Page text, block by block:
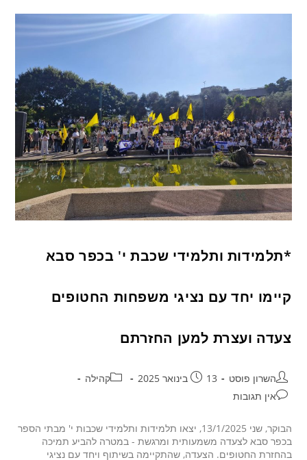
*תלמידות ותלמידי שכבת י' בכפר סבא
קיימו יחד עם נציגי משפחות החטופים
צעדה ועצרת למען החזרתם
השרון פוסט 13 בינואר 2025
קהילה
אין תגובות
הבוקר, שני 13/1/2025, יצאו תלמידות ותלמידי שכבות י' מבתי הספר
בכפר סבא לצעדה משמעותית ומרגשת - במטרה להביע תמיכה
בהחזרת החטופים. הצעדה, שהתקיימה בשיתוף ויחד עם נציגי